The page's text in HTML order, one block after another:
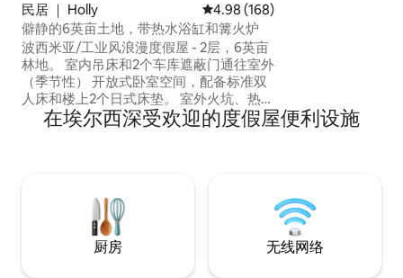
民居 ｜ Holly 平均评分 4.98 分（满分 5 分），
4.98 (168)
僻静的6英亩土地，带热水浴缸和篝火炉
波西米亚/工业风浪漫度假屋 - 2层，6英亩
林地。 室内吊床和2个车库遮蔽门通往室外
（季节性） 开放式卧室空间，配备标准双
人床和楼上2个日式床垫。 室外火坑、热水
浴池、2辆自行车。 Vintage 1973 Trillium
露营车@额外50 $/天，仅限小木屋租赁。
和Holly Oaks公园仅几分钟路程。 Angel
wings photo op mural.
道路有点远。
在埃尔西深受欢迎的度假屋便利设施
厨房 无线网络